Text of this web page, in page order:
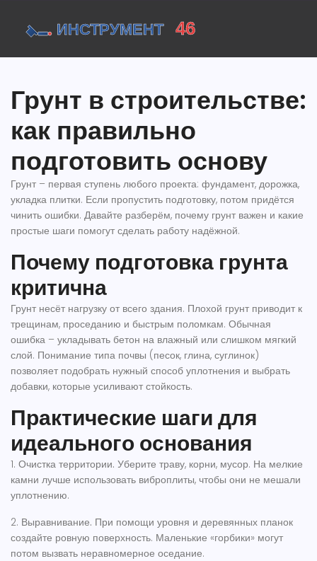
Грунт в строительстве:
как правильно
подготовить основу
Грунт – первая ступень любого проекта: фундамент, дорожка,
укладка плитки. Если пропустить подготовку, потом придётся
чинить ошибки. Давайте разберём, почему грунт важен и какие
простые шаги помогут сделать работу надёжной.
Почему подготовка грунта
критична
Грунт несёт нагрузку от всего здания. Плохой грунт приводит к
трещинам, проседанию и быстрым поломкам. Обычная
ошибка – укладывать бетон на влажный или слишком мягкий
слой. Понимание типа почвы (песок, глина, суглинок)
позволяет подобрать нужный способ уплотнения и выбрать
добавки, которые усиливают стойкость.
Практические шаги для
идеального основания
1. Очистка территории. Уберите траву, корни, мусор. На мелкие
камни лучше использовать виброплиты, чтобы они не мешали
уплотнению.
2. Выравнивание. При помощи уровня и деревянных планок
создайте ровную поверхность. Маленькие «горбики» могут
потом вызвать неравномерное оседание.